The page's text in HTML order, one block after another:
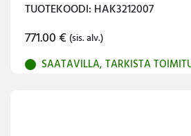
TUOTEKOODI: HAK3212007
771.00€ (sis. alv.)
SAATAVILLA, TARKISTA